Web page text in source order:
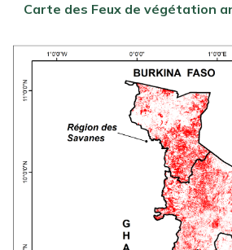
Carte des Feux de végétation